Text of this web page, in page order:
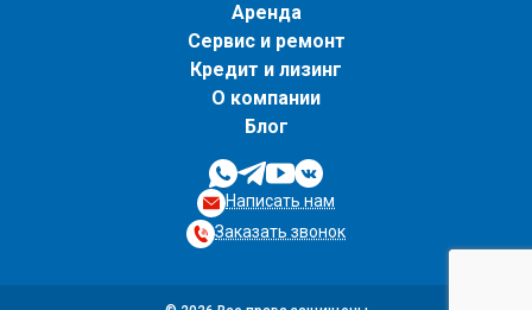
Аренда
Сервис и ремонт
Кредит и лизинг
О компании
Блог
Написать нам
Заказать звонок